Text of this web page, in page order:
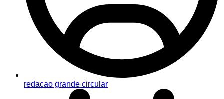
redacao grande circular